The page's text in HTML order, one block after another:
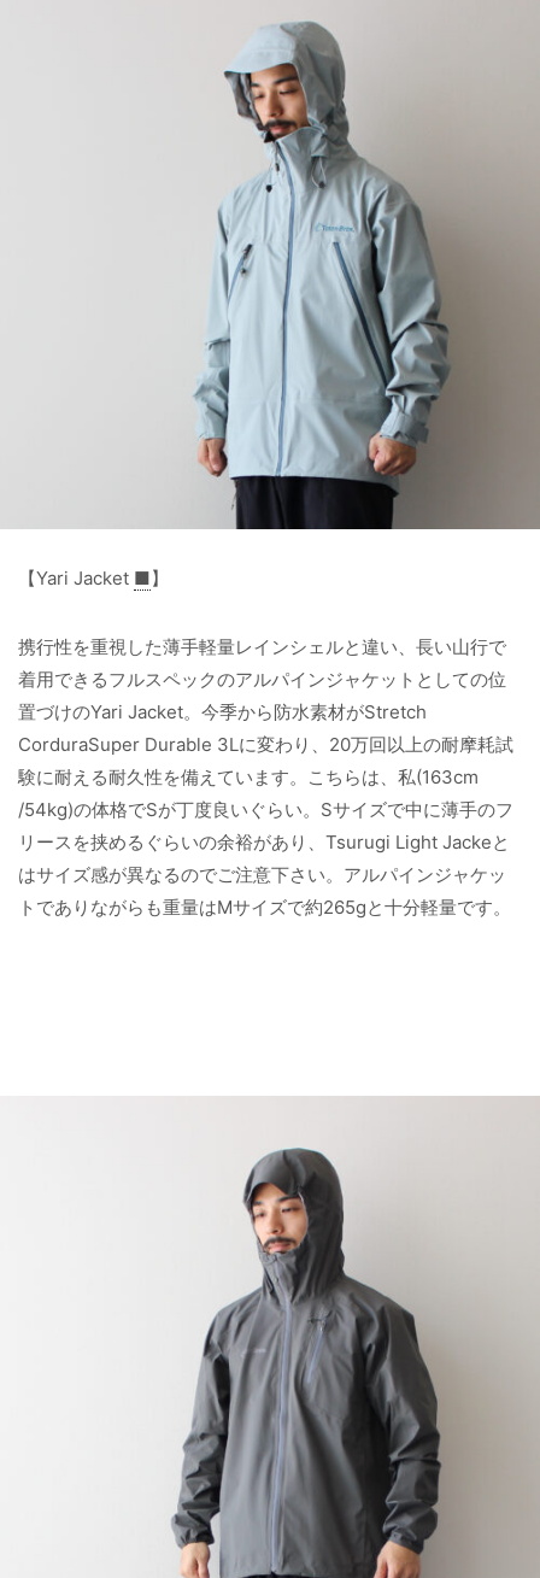
【Yari Jacket ■】
携行性を重視した薄手軽量レインシェルと違い、長い山行で
着用できるフルスペックのアルパインジャケットとしての位
置づけのYari Jacket。今季から防水素材がStretch
CorduraSuper Durable 3Lに変わり、20万回以上の耐摩耗試
験に耐える耐久性を備えています。こちらは、私(163cm
/54kg)の体格でSが丁度良いぐらい。Sサイズで中に薄手のフ
リースを挟めるぐらいの余裕があり、Tsurugi Light Jackeと
はサイズ感が異なるのでご注意下さい。アルパインジャケッ
トでありながらも重量はMサイズで約265gと十分軽量です。